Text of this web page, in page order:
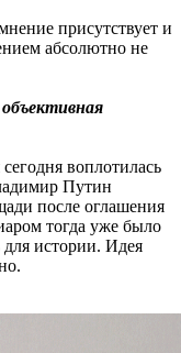
присутствует и
абсолютно не
воплотилась
Путин
после оглашения
тогда уже было
истории. Идея